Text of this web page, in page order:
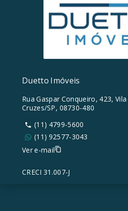
Duetto Imóveis
Rua Gaspar Conqueiro, 423,
Cruzes/SP, 08730-480
(11) 4799-5600
(11) 92577-3043
Ver e-mail
CRECI 31.007-J